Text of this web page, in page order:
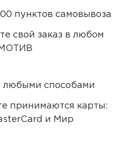
подтвердите заказ.
после заказа (если
до 15.00). Вы можете
и удобный для
Все детали вы
пунктов самовывоза
свой заказ в любом
любыми способами
принимаются карты:
и Мир